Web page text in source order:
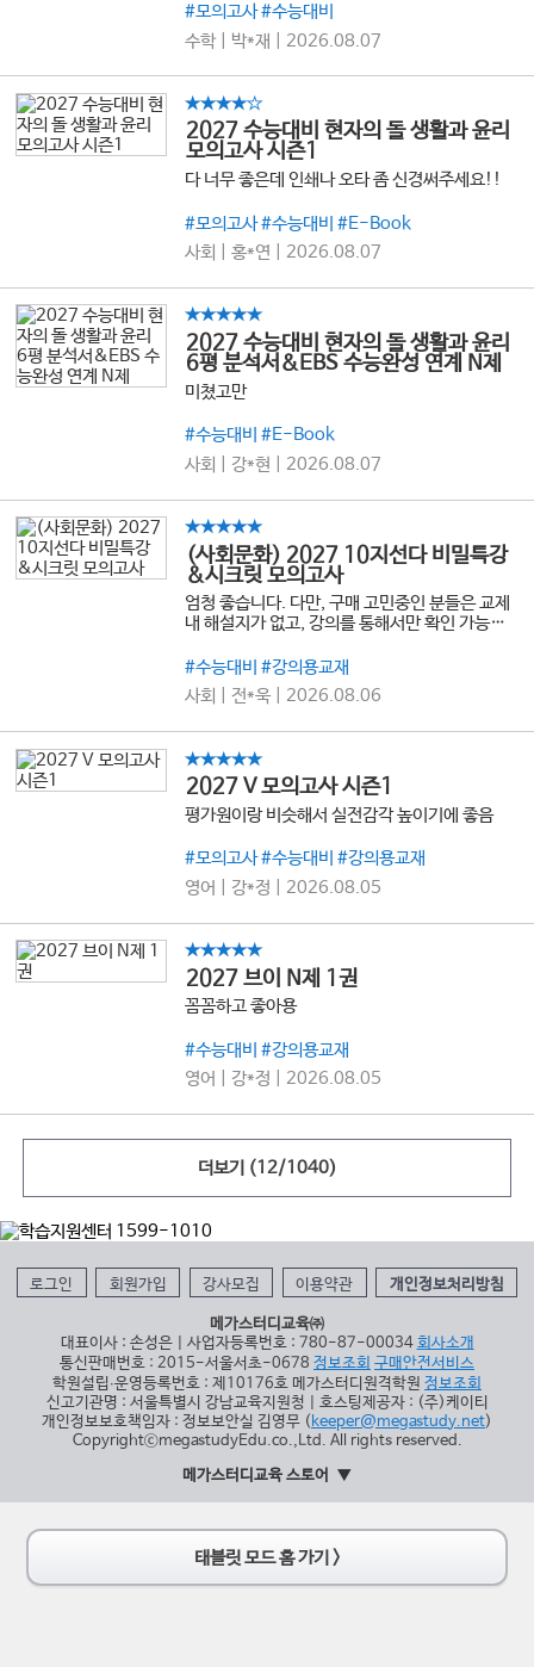
#모의고사 #수능대비
수학 | 박*재 | 2026.08.07
★★★★☆
2027 수능대비 현자의 돌 생활과 윤리
모의고사 시즌1
다 너무 좋은데 인쇄나 오타 좀 신경써주세요!!
#모의고사 #수능대비 #E-Book
사회 | 홍*연 | 2026.08.07
★★★★★
2027 수능대비 현자의 돌 생활과 윤리
6평 분석서&EBS 수능완성 연계 N제
미쳤고만
#수능대비 #E-Book
사회 | 강*현 | 2026.08.07
★★★★★
(사회문화) 2027 10지선다 비밀특강
&시크릿 모의고사
엄청 좋습니다. 다만, 구매 고민중인 분들은 교제
내 해설지가 없고, 강의를 통해서만 확인 가능함
#수능대비 #강의용교재
사회 | 전*욱 | 2026.08.06
★★★★★
2027 V 모의고사 시즌1
평가원이랑 비슷해서 실전감각 높이기에 좋음
#모의고사 #수능대비 #강의용교재
영어 | 강*정 | 2026.08.05
★★★★★
2027 브이 N제 1권
꼼꼼하고 좋아용
#수능대비 #강의용교재
영어 | 강*정 | 2026.08.05
더보기 (12/1040)
로그인 회원가입 강사모집 이용약관 개인정보처리방침
메가스터디교육㈜
대표이사 : 손성은 | 사업자등록번호 : 780-87-00034 회사소개
통신판매번호 : 2015-서울서초-0678 정보조회 구매안전서비스
학원설립∙운영등록번호 : 제10176호 메가스터디원격학원 정보조회
신고기관명 : 서울특별시 강남교육지원청 | 호스팅제공자 : (주)케이티
개인정보보호책임자 : 정보보안실 김영무 (keeper@megastudy.net)
CopyrightⓒmegastudyEdu.co.,Ltd. All rights reserved.
메가스터디교육 스토어
태블릿 모드 홈 가기 >